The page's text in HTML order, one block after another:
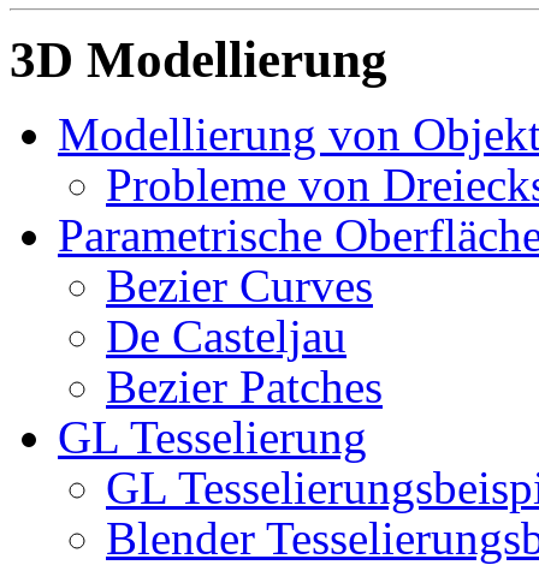
3D Modellierung
Modellierung von
Probleme von
Parametrische
Bezier Curves
De Casteljau
Bezier Patches
GL Tesselierung
GL
Blender